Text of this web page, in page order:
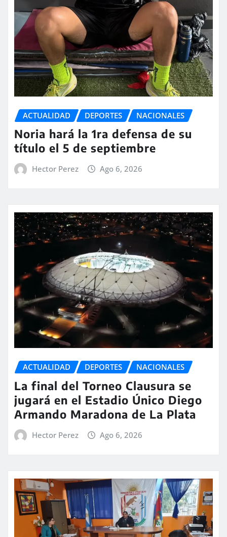
ACTUALIDAD DEPORTES NACIONALES
Noria hará la 1ra defensa de su
título el 5 de septiembre
Hector Perez Ago 6, 2026
ACTUALIDAD DEPORTES NACIONALES
La final del Torneo Clausura se
jugará en el Estadio Único Diego
Armando Maradona de La Plata
Hector Perez Ago 6, 2026